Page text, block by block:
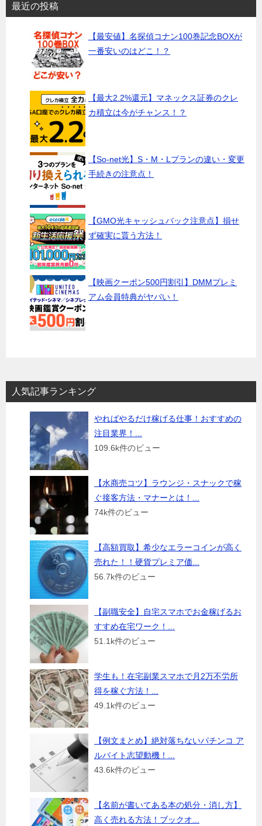
最近の投稿
【最安値】名探偵コナン100巻記念BOXが
一番安いのはどこ！？
【最大2.2%還元】マネックス証券のクレ
カ積立は今がチャンス！？
【So-net光】S・M・Lプランの違い・変更
手続きの注意点！
【GMO光キャッシュバック注意点】損せ
ず確実に貰う方法！
【映画クーポン500円割引】DMMプレミ
アム会員特典がヤバい！
人気記事ランキング
やればやるだけ稼げる仕事！おすすめの
注目業界！...
109.6k件のビュー
【水商売コツ】ラウンジ・スナックで稼
ぐ接客方法・マナーとは！...
74k件のビュー
【高額買取】希少なエラーコインが高く
売れた！！硬貨プレミア価...
56.7k件のビュー
【副職安全】自宅スマホでお金稼げるお
すすめ在宅ワーク！...
51.1k件のビュー
学生も！在宅副業スマホで月2万不労所
得を稼ぐ方法！...
49.1k件のビュー
【例文まとめ】絶対落ちないパチンコ ア
ルバイト志望動機！...
43.6k件のビュー
【名前が書いてある本の処分・消し方】
高く売れる方法！ブックオ...